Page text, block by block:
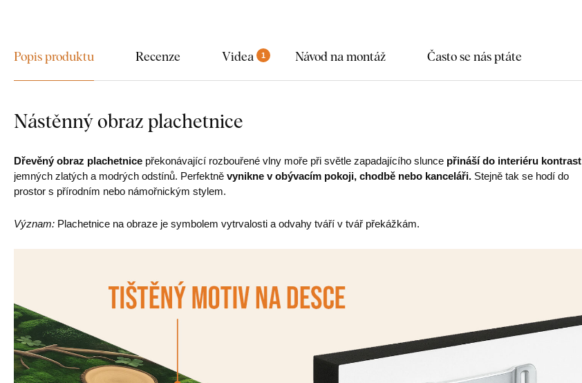
Popis produktu Recenze Videa 1 Návod na montáž Často se nás ptáte
Nástěnný obraz plachetnice
Dřevěný obraz plachetnice překonávající rozbouřené vlny moře při světle zapadajícího slunce přináší do interiéru kontrast
jemných zlatých a modrých odstínů. Perfektně vynikne v obývacím pokoji, chodbě nebo kanceláři. Stejně tak se hodí do
prostor s přírodním nebo námořnickým stylem.
Význam: Plachetnice na obraze je symbolem vytrvalosti a odvahy tváří v tvář překážkám.